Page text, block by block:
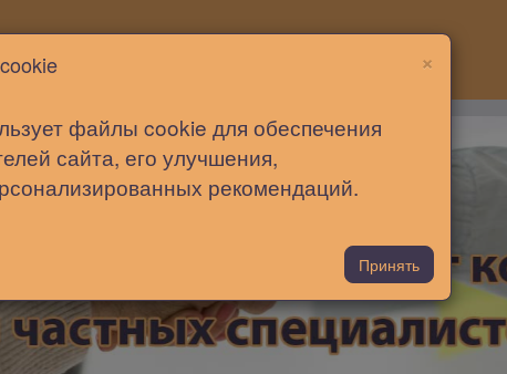
Статьи Помощь
×
файлы cookie для обеспечения
сайта, его улучшения,
рекомендаций.
Принять